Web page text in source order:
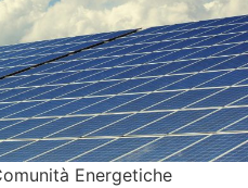
Energetiche